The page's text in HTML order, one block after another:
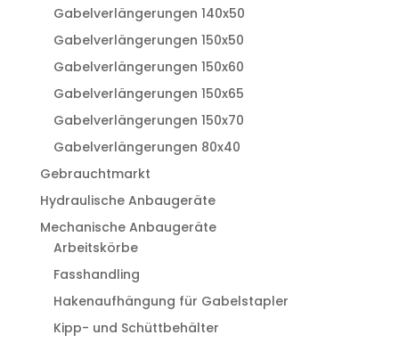
Gabelverlängerungen 140x50
Gabelverlängerungen 150x50
Gabelverlängerungen 150x60
Gabelverlängerungen 150x65
Gabelverlängerungen 150x70
Gabelverlängerungen 80x40
Gebrauchtmarkt
Hydraulische Anbaugeräte
Mechanische Anbaugeräte
Arbeitskörbe
Fasshandling
Hakenaufhängung für Gabelstapler
Kipp- und Schüttbehälter